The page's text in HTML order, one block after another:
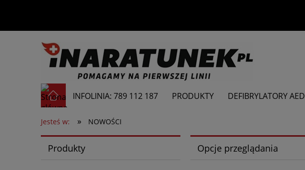
INFOLINIA: 789 112 187 PRODUKTY DEFIBRYLATORY AED
Jesteś w: » NOWOŚCI
Produkty Opcje przeglądania